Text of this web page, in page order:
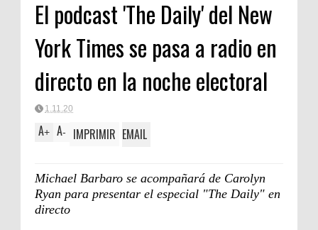
El podcast 'The Daily' del New
York Times se pasa a radio en
directo en la noche electoral
1.11.20
A+ A- IMPRIMIR EMAIL
Michael Barbaro se acompañará de Carolyn
Ryan para presentar el especial "The Daily" en
directo